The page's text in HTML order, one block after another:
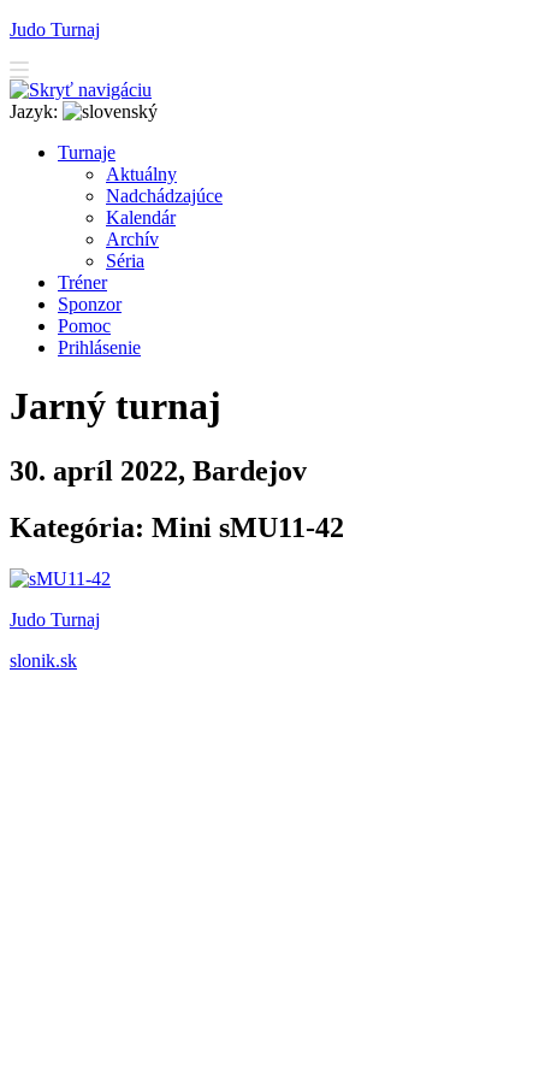
Judo Turnaj
Jazyk:
Turnaje
Aktuálny
Nadchádzajúce
Kalendár
Archív
Séria
Tréner
Sponzor
Pomoc
Prihlásenie
Jarný turnaj
30. apríl 2022, Bardejov
Kategória: Mini sMU11-42
Judo Turnaj
slonik.sk